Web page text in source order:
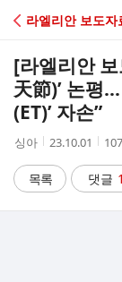
C
A
라엘리안 보도자
[라엘리안
天節)’ 논평
(ET)’ 자손”
작
자
싱아
작
시
간
23.10.01
조
수
107
목록 댓글 1